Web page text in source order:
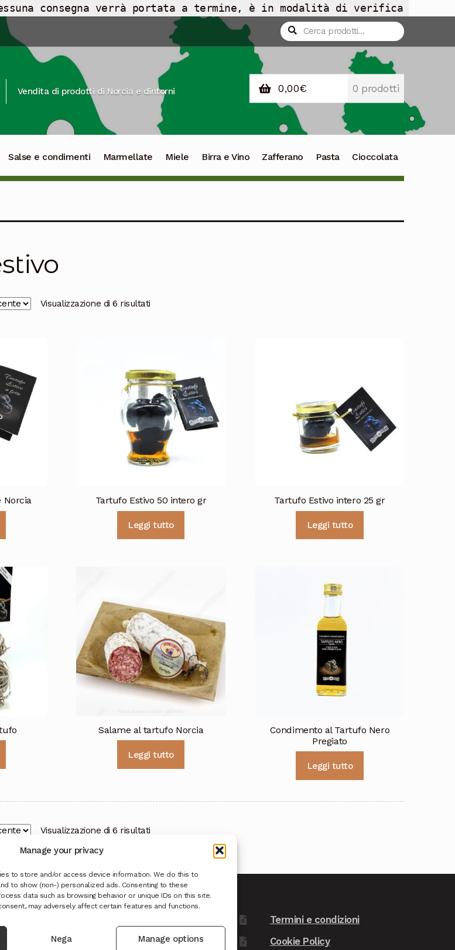
Manage your privacy
to store and/or access device information. We do this to
to show (non-) personalized ads. Consenting to these
data such as browsing behavior or unique IDs on this site.
may adversely affect certain features and functions.
Nega Manage options
consegna verrà portata a termine, è in modalità di verifica
Cerca:
Cerca
Vendita di prodotti di Norcia e dintorni 0,00€ 0 prodotti
Salse e condimenti Marmellate Miele Birra e Vino Zafferano Pasta Cioccolata
Visualizzazione di 6 risultatiOrdina
recente
Norcia Tartufo Estivo 50 intero gr
Leggi tutto
Tartufo Estivo intero 25 gr
Leggi tutto
Salame al tartufo Norcia
Leggi tutto
Condimento al Tartufo Nero
Pregiato
Leggi tutto
Visualizzazione di 6 risultatiOrdina
al
più
recente
Termini e condizioni
Cookie Policy